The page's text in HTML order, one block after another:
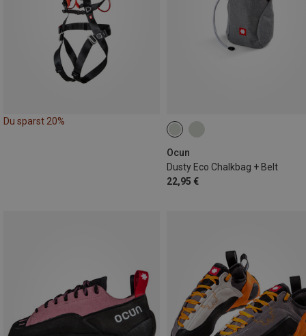
Du sparst 20%
Ocun
Dusty Eco Chalkbag + Belt
22,95 €